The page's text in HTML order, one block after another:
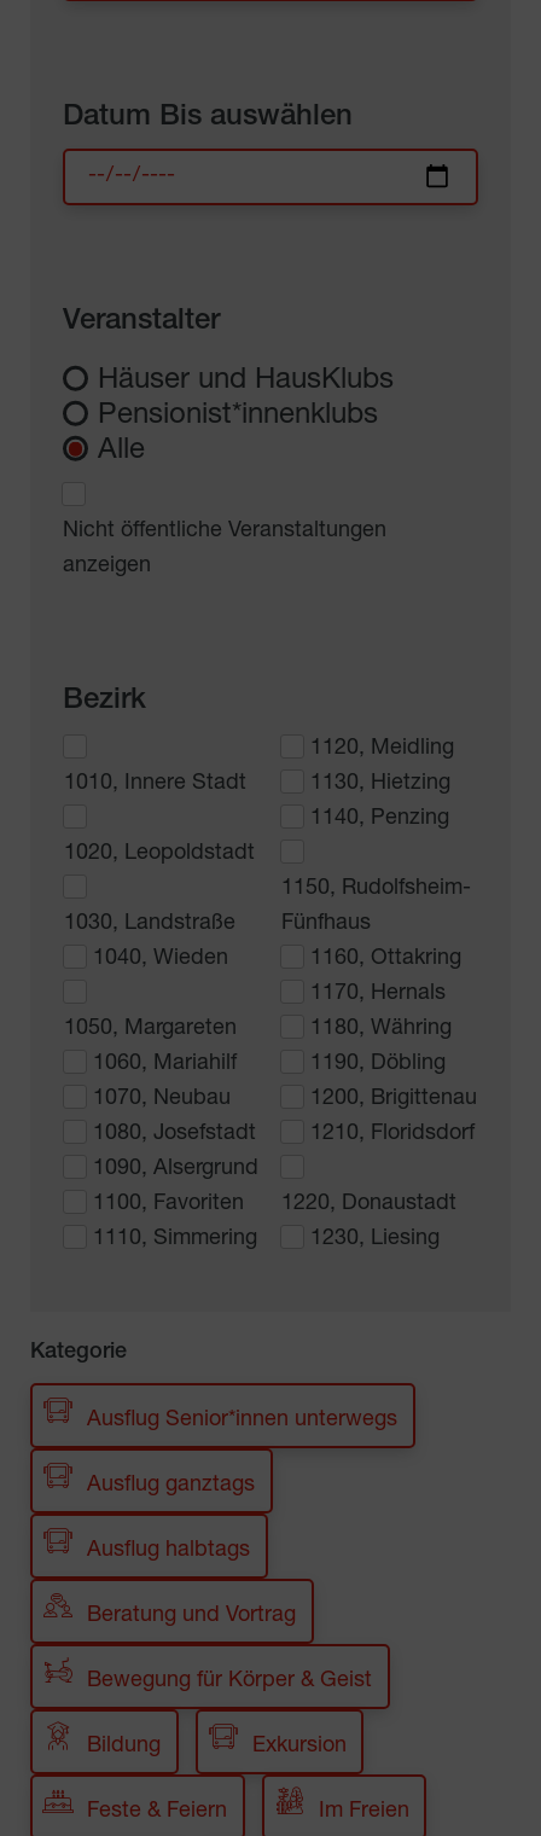
Datum Bis auswählen
Veranstalter
Häuser und HausKlubs
Pensionist*innenklubs
Alle
Nicht öffentliche Veranstaltungen
anzeigen
Bezirk
1010, Innere Stadt
1020, Leopoldstadt
1030, Landstraße
1040, Wieden
1050, Margareten
1060, Mariahilf
1070, Neubau
1080, Josefstadt
1090, Alsergrund
1100, Favoriten
1110, Simmering
1120, Meidling
1130, Hietzing
1140, Penzing
1150, Rudolfsheim-
Fünfhaus
1160, Ottakring
1170, Hernals
1180, Währing
1190, Döbling
1200, Brigittenau
1210, Floridsdorf
1220, Donaustadt
1230, Liesing
Kategorie
Ausflug Senior*innen unterwegs
Ausflug ganztags
Ausflug halbtags
Beratung und Vortrag
Bewegung für Körper & Geist
Bildung Exkursion
Feste & Feiern Im Freien